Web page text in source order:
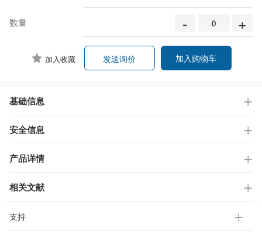
数量 - +
加入收藏 加入购物车
发送询价
基础信息
安全信息
产品详情
相关文献
支持